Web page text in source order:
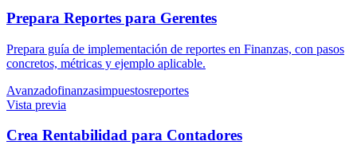
Prepara Reportes para Gerentes
Prepara guía de implementación de reportes en Finanzas, con pasos
concretos, métricas y ejemplo aplicable.
Avanzadofinanzasimpuestosreportes
Vista previa
Crea Rentabilidad para Contadores